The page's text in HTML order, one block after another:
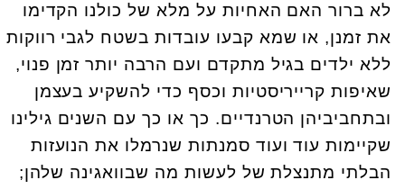
לא ברור האם האחיות על מלא של כולנו הקדימו
את זמנן, או שמא קבעו עובדות בשטח לגבי רווקות
ללא ילדים בגיל מתקדם ועם הרבה יותר זמן פנוי,
שאיפות קרייריסטיות וכסף כדי להשקיע בעצמן
ובתחביביהן הטרנדיים. כך או כך עם השנים גילינו
שקיימות עוד ועוד סמנתות שנרמלו את הנועזות
הבלתי מתנצלת של לעשות מה שבוואגינה שלהן;